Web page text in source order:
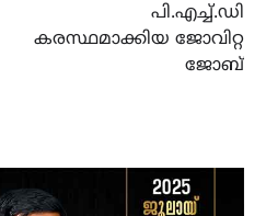
പി.എച്ച്.ഡി
കരസ്ഥമാക്കിയ ജോവിറ്റ
ജോബ്